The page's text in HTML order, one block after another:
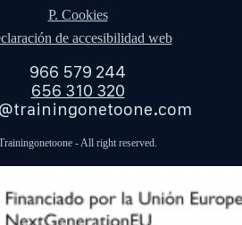
P. Cookies
de accesibilidad web
966 579 244
656 310 320
- All right reserved.